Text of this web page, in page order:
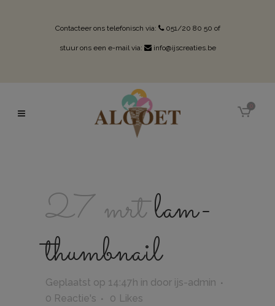
Contacteer ons telefonisch via: 051/20 80 50 of
stuur ons een e-mail via: info@ijscreaties.be
0
27 mrtlam-
thumbnail
Geplaatst op 14:47h in door ijs-admin
0 Reactie's
0 Likes